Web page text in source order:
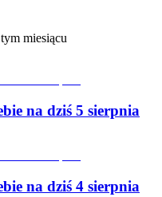
miesiącu
na dziś 5 sierpnia
na dziś 4 sierpnia